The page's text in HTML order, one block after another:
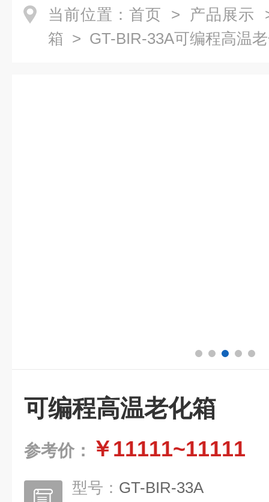
当前位置： 首页 > 产品展示
箱 > GT-BIR-33A可编程高温
可编程高温老化箱
参考价： ￥11111~11111
型号： GT-BIR-33A